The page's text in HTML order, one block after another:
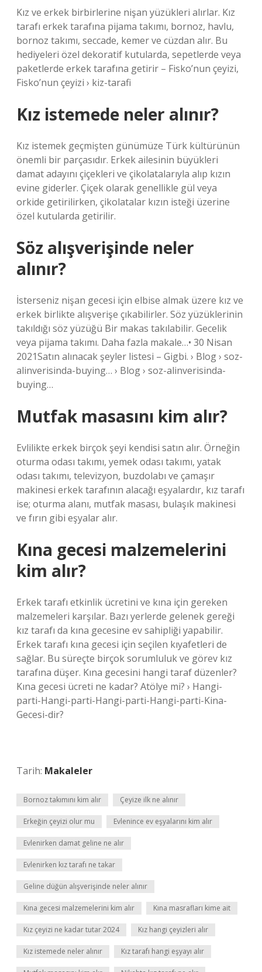
Kız ve erkek birbirlerine nişan yüzükleri alırlar. Kız
tarafı erkek tarafına pijama takımı, bornoz, havlu,
bornoz takımı, seccade, kemer ve cüzdan alır. Bu
hediyeleri özel dekoratif kutularda, sepetlerde veya
paketlerde erkek tarafına getirir – Fisko’nun çeyizi,
Fisko’nun çeyizi › kiz-tarafi
Kız istemede neler alınır?
Kız istemek geçmişten günümüze Türk kültürünün
önemli bir parçasıdır. Erkek ailesinin büyükleri
damat adayını çiçekleri ve çikolatalarıyla alıp kızın
evine giderler. Çiçek olarak genellikle gül veya
orkide getirilirken, çikolatalar kızın isteği üzerine
özel kutularda getirilir.
Söz alışverişinde neler
alınır?
İsterseniz nişan gecesi için elbise almak üzere kız ve
erkek birlikte alışverişe çıkabilirler. Söz yüzüklerinin
takıldığı söz yüzüğü Bir makas takılabilir. Gecelik
veya pijama takımı. Daha fazla makale…• 30 Nisan
2021Satın alınacak şeyler listesi – Gigbi. › Blog › soz-
alinverisinda-buying… › Blog › soz-alinverisinda-
buying…
Mutfak masasını kim alır?
Evlilikte erkek birçok şeyi kendisi satın alır. Örneğin
oturma odası takımı, yemek odası takımı, yatak
odası takımı, televizyon, buzdolabı ve çamaşır
makinesi erkek tarafının alacağı eşyalardır, kız tarafı
ise; oturma alanı, mutfak masası, bulaşık makinesi
ve fırın gibi eşyalar alır.
Kına gecesi malzemelerini
kim alır?
Erkek tarafı etkinlik ücretini ve kına için gereken
malzemeleri karşılar. Bazı yerlerde gelenek gereği
kız tarafı da kına gecesine ev sahipliği yapabilir.
Erkek tarafı kına gecesi için seçilen kıyafetleri de
sağlar. Bu süreçte birçok sorumluluk ve görev kız
tarafına düşer. Kına gecesini hangi taraf düzenler?
Kına gecesi ücreti ne kadar? Atölye mi? › Hangi-
parti-Hangi-parti-Hangi-parti-Hangi-parti-Kina-
Gecesi-dir?
Tarih: Makaleler
Bornoz takımını kim alır Çeyize ilk ne alınır
Erkeğin çeyizi olur mu Evlenince ev eşyalarını kim alır
Evlenirken damat geline ne alır
Evlenirken kız tarafı ne takar
Geline düğün alışverişinde neler alınır
Kına gecesi malzemelerini kim alır Kına masrafları kime ait
Kız çeyizi ne kadar tutar 2024 Kız hangi çeyizleri alır
Kız istemede neler alınır Kız tarafı hangi eşyayı alır